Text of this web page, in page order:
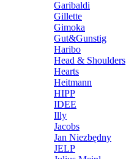
Garibaldi
Gillette
Gimoka
Gut&Gunstig
Haribo
Head & Shoulders
Hearts
Heitmann
HIPP
IDEE
Illy
Jacobs
Jan Niezbędny
JELP